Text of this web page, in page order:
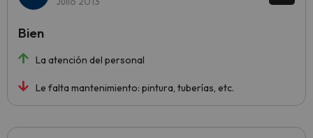
La atención del personal
Le falta mantenimiento: pintura, tuberías, etc.
Bien